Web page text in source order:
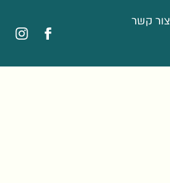
פרימה לעמוד
של
צור קשר